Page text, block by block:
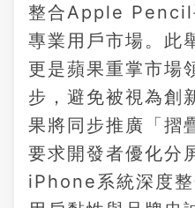
整合Apple Pencil
專業用戶市場。此
更是蘋果重掌市場
步，避免被視為創
果將同步推廣「摺
要求開發者優化分
iPhone系統深度